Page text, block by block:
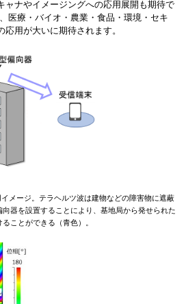
ャナやイメージングへの応用展開も期待で
医療・バイオ・農業・食品・環境・セキ
用が大いに期待されます。
メージ。テラヘルツ波は建物などの障害物に遮蔽
器を設置することにより、基地局から発せられた
ことができる（青色）。